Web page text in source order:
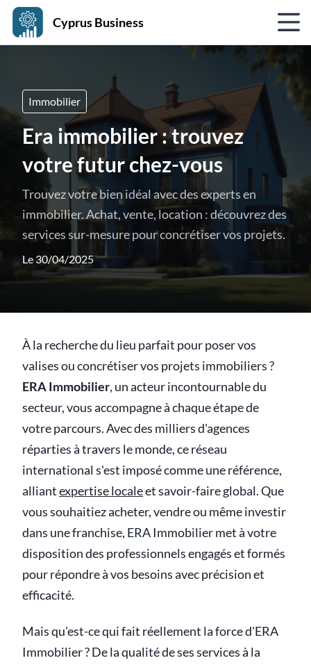
Cyprus Business
Immobilier
Era immobilier : trouvez
votre futur chez-vous
Trouvez votre bien idéal avec des experts en
immobilier. Achat, vente, location : découvrez des
services sur-mesure pour concrétiser vos projets.
Le 30/04/2025
À la recherche du lieu parfait pour poser vos
valises ou concrétiser vos projets immobiliers ?
ERA Immobilier, un acteur incontournable du
secteur, vous accompagne à chaque étape de
votre parcours. Avec des milliers d'agences
réparties à travers le monde, ce réseau
international s'est imposé comme une référence,
alliantexpertise localeet savoir-faire global. Que
vous souhaitiez acheter, vendre ou même investir
dans une franchise, ERA Immobilier met à votre
disposition des professionnels engagés et formés
pour répondre à vos besoins avec précision et
efficacité.
Mais qu'est-ce qui fait réellement la force d'ERA
Immobilier ? De la qualité de ses services à la